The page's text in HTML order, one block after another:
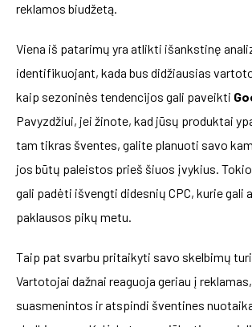
reklamos biudžetą.
Viena iš patarimų yra atlikti išankstinę
identifikuojant, kada bus didžiausias
kaip sezoninės tendencijos gali paveikti
Pavyzdžiui, jei žinote, kad jūsų produktai
tam tikras šventes, galite planuoti savo
jos būtų paleistos prieš šiuos įvykius.
gali padėti išvengti didesnių CPC, kurie gali
paklausos pikų metu.
Taip pat svarbu pritaikyti savo skelbimų
Vartotojai dažnai reaguoja geriau į
suasmenintos ir atspindi šventines